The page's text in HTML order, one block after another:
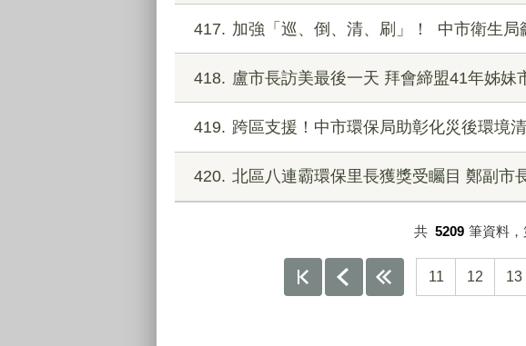
417 加強「巡、倒、清、刷」！ 中市衛生局
418 盧市長訪美最後一天 拜會締盟41年姊
419 跨區支援！中市環保局助彰化災後環境
420 北區八連霸環保里長獲獎受矚目 鄭副市
共 5209 筆資料，
11 12 13